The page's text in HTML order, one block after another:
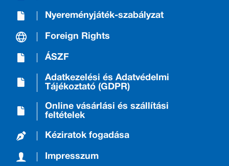
Nyereményjáték-szabályzat
Foreign Rights
ÁSZF
Adatkezelési és Adatvédelmi
Tájékoztató (GDPR)
Online vásárlási és szállítási
feltételek
Kéziratok fogadása
Impresszum